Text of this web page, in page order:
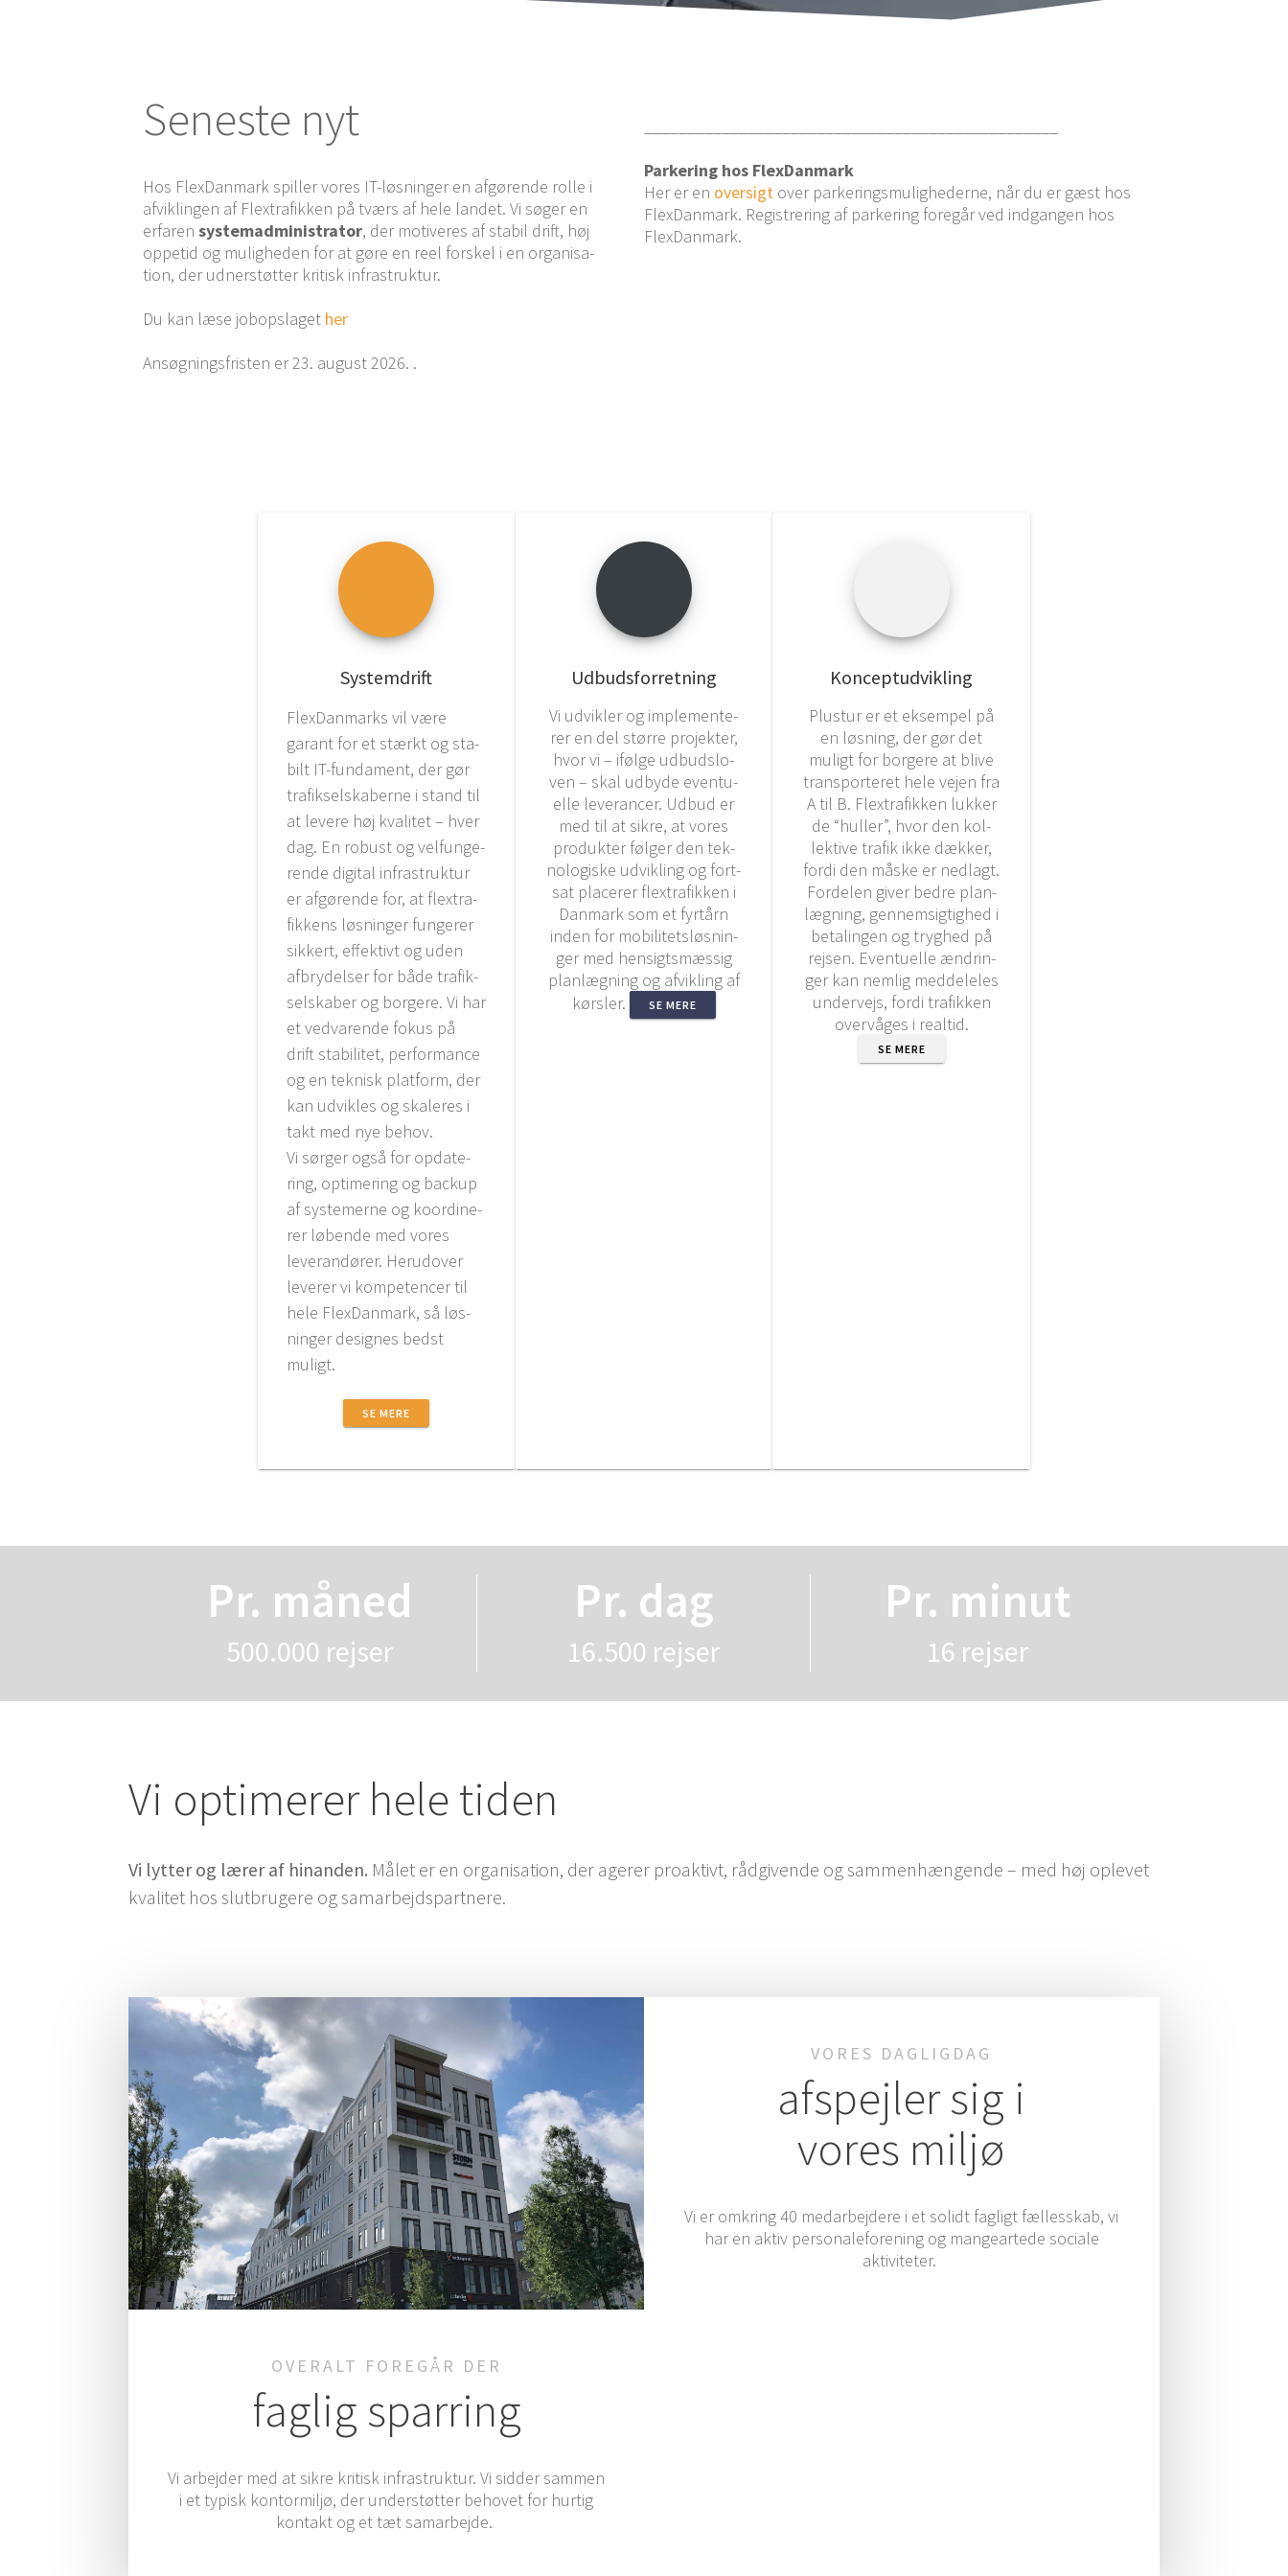
Sene­ste nyt
Hos Fle­x­Dan­mark spil­ler vores IT-løs­nin­ger en afgø­ren­de rolle i
afvik­lin­gen af Fle­xtra­fik­ken på tværs af hele lan­det. Vi søger en
erfa­rensystemad­mi­ni­stra­tor, der moti­ve­res af sta­bil drift, høj
oppe­tid og mulig­he­den for at gøre en reel for­skel i en orga­ni­sa­
tion, der udner­støt­ter kri­tisk infrastruktur.
Du kan læse jobop­sla­get her
Ansøg­nings­fri­sten er 23. august 2026. .
Par­ke­ring hos FlexDanmark
Her er en over­sigt over par­ke­rings­mu­lig­he­der­ne, når du er gæst hos
Fle­x­Dan­mark. Regi­stre­ring af par­ke­ring fore­går ved ind­gan­gen hos
FlexDanmark.
System­drift
Fle­x­Dan­marks vil være
garant for et stærkt og sta­
bilt IT-fun­­da­­ment, der gør
tra­fik­sel­ska­ber­ne i stand til
at leve­re høj kva­li­tet – hver
dag. En robust og vel­fun­ge­
ren­de digi­tal infra­struk­tur
er afgø­ren­de for, at fle­xtra­
fik­kens løs­nin­ger fun­ge­rer
sik­kert, effek­tivt og uden
afbry­del­ser for både tra­fik­
sel­ska­ber og bor­ge­re. Vi har
et ved­va­ren­de fokus på
drift sta­bi­li­tet, per­for­man­ce
og en tek­nisk plat­form, der
kan udvik­les og ska­le­res i
takt med nye behov.
Vi sør­ger også for opda­te­
ring, opti­me­ring og back­up
af syste­mer­ne og koor­di­ne­
rer løben­de med vores
leve­ran­dø­rer. Her­u­d­over
leve­rer vi kom­pe­ten­cer til
hele Fle­x­Dan­mark, så løs­
nin­ger desig­nes bedst
muligt.
SE MERE
Udbud­s­for­ret­ning
Vi udvik­ler og imple­men­te­
rer en del stør­re pro­jek­ter,
hvor vi – iføl­ge udbud­s­lo­
ven – skal udby­de even­tu­
el­le leve­ran­cer. Udbud er
med til at sik­re, at vores
pro­duk­ter føl­ger den tek­
no­lo­gi­ske udvik­ling og fort­
sat pla­ce­rer fle­xtra­fik­ken i
Dan­mark som et fyrtårn
inden for mobi­li­tets­løs­nin­
ger med hen­sigts­mæs­sig
plan­læg­ning og afvik­ling af
kørs­ler.
SE MERE
Kon­cep­t­ud­vik­ling
Plus­tur er et eksem­pel på
en løs­ning, der gør det
muligt for bor­ge­re at bli­ve
trans­por­te­ret hele vej­en fra
A til B. Fle­xtra­fik­ken luk­ker
de “hul­ler”, hvor den kol­
lek­ti­ve tra­fik ikke dæk­ker,
for­di den måske er ned­lagt.
For­de­len giver bed­re plan­
læg­ning, gen­nem­sig­tig­hed i
beta­lin­gen og tryg­hed på
rej­sen. Even­tu­el­le ændrin­
ger kan nem­lig med­del­e­les
under­vejs, for­di tra­fik­ken
over­vå­ges i real­tid.
SE MERE
Pr. måned
500.000 rej­ser
Pr. dag
16.500 rej­ser
Pr. minut
16 rej­ser
Vi opti­me­rer hele tiden
Vi lyt­ter og lærer af hinanden. Målet er en orga­ni­sa­tion, der age­rer pro­ak­tivt, råd­gi­ven­de og sam­men­hæn­gen­de – med høj ople­vet
kva­li­tet hos slut­bru­ge­re og samarbejdspartnere.
VORES DAG­LIG­DAG
afspej­ler sig i
vores miljø
Vi er omkring 40 med­ar­bej­de­re i et solidt fag­ligt fæl­les­skab, vi
har en aktiv per­so­na­le­for­e­ning og man­gear­te­de soci­a­le
aktiviteter.
OVERALT FORE­GÅR DER
fag­lig sparring
Vi arbej­der med at sikre kri­tisk infra­struk­tur. Vi sid­der sam­men
i et typisk kon­tormil­jø, der under­støt­ter beho­vet for hur­tig
kon­takt og et tæt samarbejde.